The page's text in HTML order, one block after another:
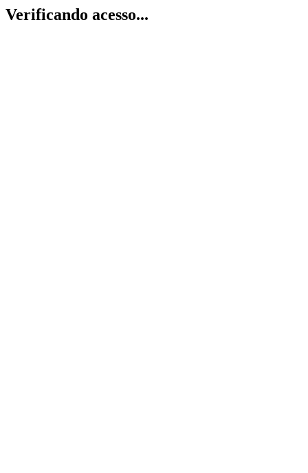
Verificando acesso...